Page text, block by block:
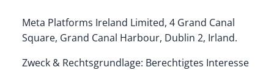
Meta Platforms Ireland Limited, 4 Grand Canal
Square, Grand Canal Harbour, Dublin 2, Irland.
Zweck & Rechtsgrundlage: Berechtigtes Interesse